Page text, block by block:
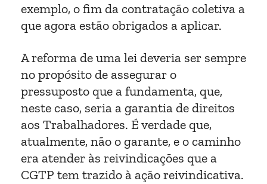
exemplo, o fim da contratação coletiva a
que agora estão obrigados a aplicar.
A reforma de uma lei deveria ser sempre
no propósito de assegurar o
pressuposto que a fundamenta, que,
neste caso, seria a garantia de direitos
aos Trabalhadores. É verdade que,
atualmente, não o garante, e o caminho
era atender às reivindicações que a
CGTP tem trazido à ação reivindicativa.